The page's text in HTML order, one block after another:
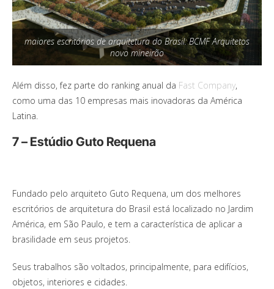
maiores escritórios de arquitetura do Brasil: BCMF Arquitetos
novo mineirão
Além disso, fez parte do ranking anual da Fast Company,
como uma das 10 empresas mais inovadoras da América
Latina.
7 – Estúdio Guto Requena
Fundado pelo arquiteto Guto Requena, um dos melhores
escritórios de arquitetura do Brasil está localizado no Jardim
América, em São Paulo, e tem a característica de aplicar a
brasilidade em seus projetos.
Seus trabalhos são voltados, principalmente, para edifícios,
objetos, interiores e cidades.